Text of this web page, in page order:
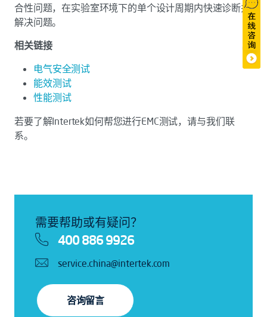
合性问题，在实验室环境下的单个设计周期内快速诊断并
解决问题。
相关链接
电气安全测试
能效测试
性能测试
若要了解Intertek如何帮您进行EMC测试，请与我们联
系。
需要帮助或有疑问？
400 886 9926
service.china@intertek.com
咨询留言